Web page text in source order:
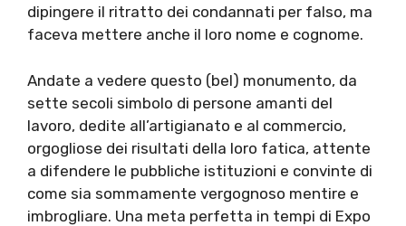
dipingere il ritratto dei condannati per falso, ma
faceva mettere anche il loro nome e cognome.
Andate a vedere questo (bel) monumento, da
sette secoli simbolo di persone amanti del
lavoro, dedite all’artigianato e al commercio,
orgogliose dei risultati della loro fatica, attente
a difendere le pubbliche istituzioni e convinte di
come sia sommamente vergognoso mentire e
imbrogliare. Una meta perfetta in tempi di Expo